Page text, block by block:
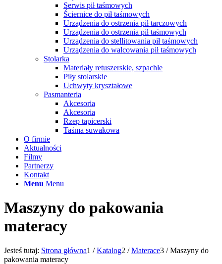
Serwis pił taśmowych
Ściernice do pił taśmowych
Urządzenia do ostrzenia pił tarczowych
Urządzenia do ostrzenia pił taśmowych
Urządzenia do stellitowania pił taśmowych
Urządzenia do walcowania pił taśmowych
Stolarka
Materiały retuszerskie, szpachle
Piły stolarskie
Uchwyty kryształowe
Pasmanteria
Akcesoria
Akcesoria
Rzep tapicerski
Taśma suwakowa
O firmie
Aktualności
Filmy
Partnerzy
Kontakt
Menu Menu
Maszyny do pakowania
materacy
Jesteś tutaj: Strona główna1 / Katalog2 / Materace3 / Maszyny do
pakowania materacy